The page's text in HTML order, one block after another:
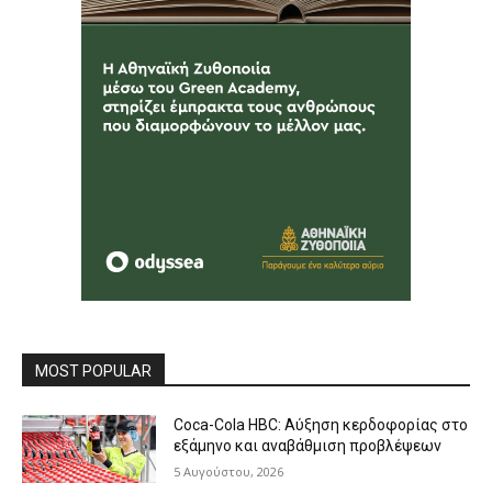
MOST POPULAR
Coca-Cola HBC: Αύξηση κερδοφορίας στο
εξάμηνο και αναβάθμιση προβλέψεων
5 Αυγούστου, 2026